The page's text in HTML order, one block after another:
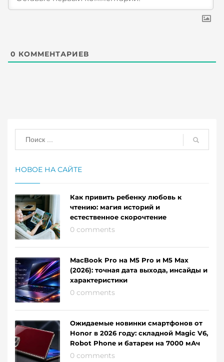
0 КОММЕНТАРИЕВ
НОВОЕ НА САЙТЕ
Как привить ребенку любовь к
чтению: магия историй и
естественное скорочтение
0 comments
MacBook Pro на M5 Pro и M5 Max
(2026): точная дата выхода, инсайды и
характеристики
0 comments
Ожидаемые новинки смартфонов от
Honor в 2026 году: складной Magic V6,
Robot Phone и батареи на 7000 мАч
0 comments